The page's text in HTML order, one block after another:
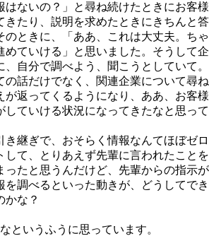
はないの？」と尋ね続けたときにお客様
きたり、説明を求めたときにきちんと答
のときに、「ああ、これは大丈夫。ちゃ
めていける」と思いました。そうして企
自分で調べよう、聞こうとしていて。
の話だけでなく、関連企業について尋ね
が返ってくるようになり、ああ、お客様
していける状況になってきたなと思って
き継ぎで、おそらく情報なんてほぼゼロ
して、とりあえず先輩に言われたことを
ったと思うんだけど、先輩からの指示が
を調べるといった動きが、どうしてでき
かな？
というふうに思っています。